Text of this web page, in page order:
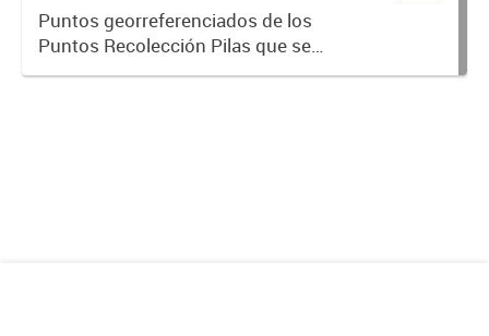
Puntos georreferenciados de los
Puntos Recolección Pilas que se
encuentra en la Ciudad de